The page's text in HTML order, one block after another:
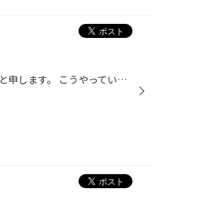
タイヤ館長崎のメンテナンスを担当しております 小田周平と申します。 こうやっていつも周りを明るくさせてますよー笑 ご存知の方はちらほらいらっしゃいますよね(^^) 忘れないでください！笑 そしてまだ私の存在に気がついていないお客様 覚えてください！ お車の無料安全点検は私、小田にお任せく...